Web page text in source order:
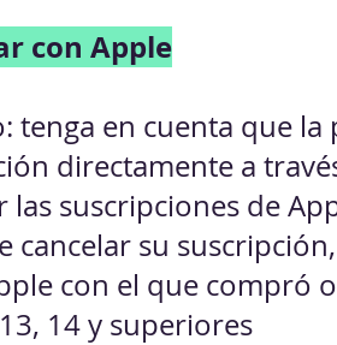
con Apple
tenga en cuenta que
directamente a
las suscripciones de
cancelar su
con el que compró
14 y superiores